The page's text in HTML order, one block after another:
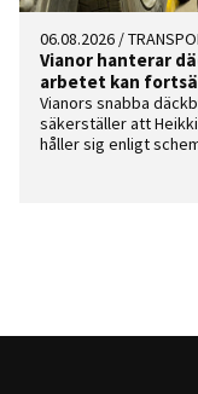
06.08.2026 /
Vianor hanterar
arbetet kan
Vianors snabba
säkerställer att
håller sig enligt